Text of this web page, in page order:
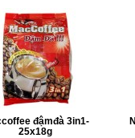
đậmđà 3in1-
25x18g